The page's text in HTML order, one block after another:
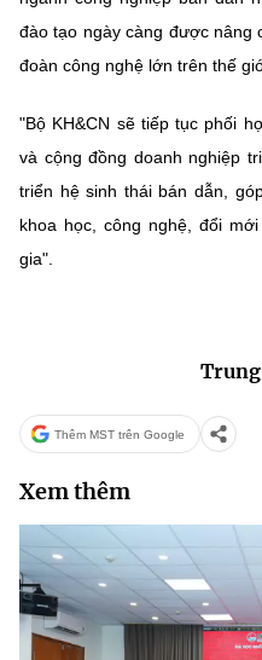
đào tạo ngày càng được nâng
đoàn công nghệ lớn trên thế
"Bộ KH&CN sẽ tiếp tục phối
và cộng đồng doanh nghiệp
triển hệ sinh thái bán dẫn,
khoa học, công nghệ, đổi
gia".
Thêm MST trên Google
Xem thêm